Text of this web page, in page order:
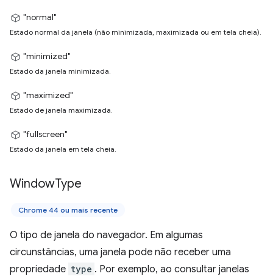
"normal"
Estado normal da janela (não minimizada, maximizada ou em tela cheia).
"minimized"
Estado da janela minimizada.
"maximized"
Estado de janela maximizada.
"fullscreen"
Estado da janela em tela cheia.
WindowType
Chrome 44 ou mais recente
O tipo de janela do navegador. Em algumas
circunstâncias, uma janela pode não receber uma
propriedade type . Por exemplo, ao consultar janelas